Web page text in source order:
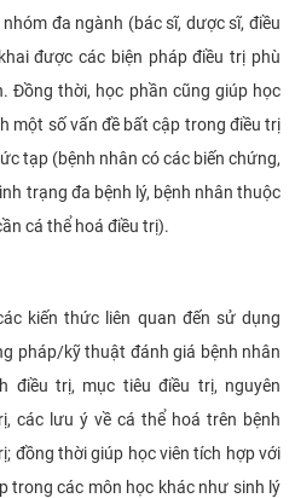
đa ngành (bác sĩ, dược sĩ, điều
được các biện pháp điều trị phù
Đồng thời, học phần cũng giúp học
một số vấn đề bất cập trong điều trị
tạp (bệnh nhân có các biến chứng,
trạng đa bệnh lý, bệnh nhân thuộc
cá thể hoá điều trị).
kiến thức liên quan đến sử dụng
pháp/kỹ thuật đánh giá bệnh nhân
điều trị, mục tiêu điều trị, nguyên
các lưu ý về cá thể hoá trên bệnh
đồng thời giúp học viên tích hợp với
trong các môn học khác như sinh lý